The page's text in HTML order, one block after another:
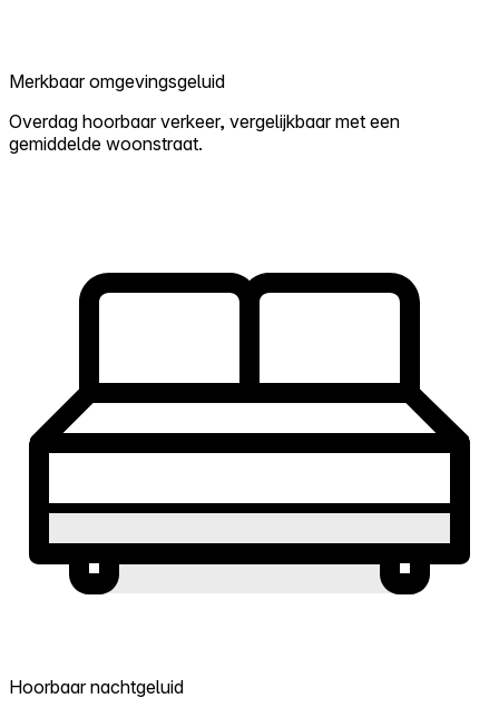
Merkbaar omgevingsgeluid
Overdag hoorbaar verkeer, vergelijkbaar met een
gemiddelde woonstraat.
Hoorbaar nachtgeluid